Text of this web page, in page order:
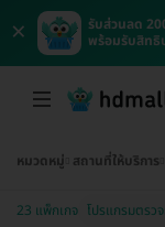
×
รับส่วนลด
พร้อมรับสิทธิ
หมวดหมู่ สถานที่ให้บริการ
23 แพ็กเกจ โปรแกรมตรว